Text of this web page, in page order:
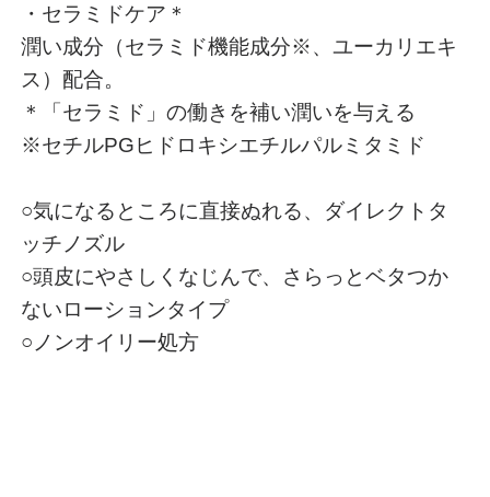
・セラミドケア＊
潤い成分（セラミド機能成分※、ユーカリエキ
ス）配合。
＊「セラミド」の働きを補い潤いを与える
※セチルPGヒドロキシエチルパルミタミド
○気になるところに直接ぬれる、ダイレクトタ
ッチノズル
○頭皮にやさしくなじんで、さらっとベタつか
ないローションタイプ
○ノンオイリー処方